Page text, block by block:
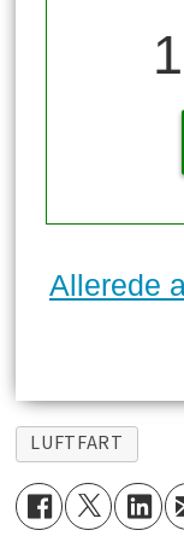
Allerede
LUFTFART